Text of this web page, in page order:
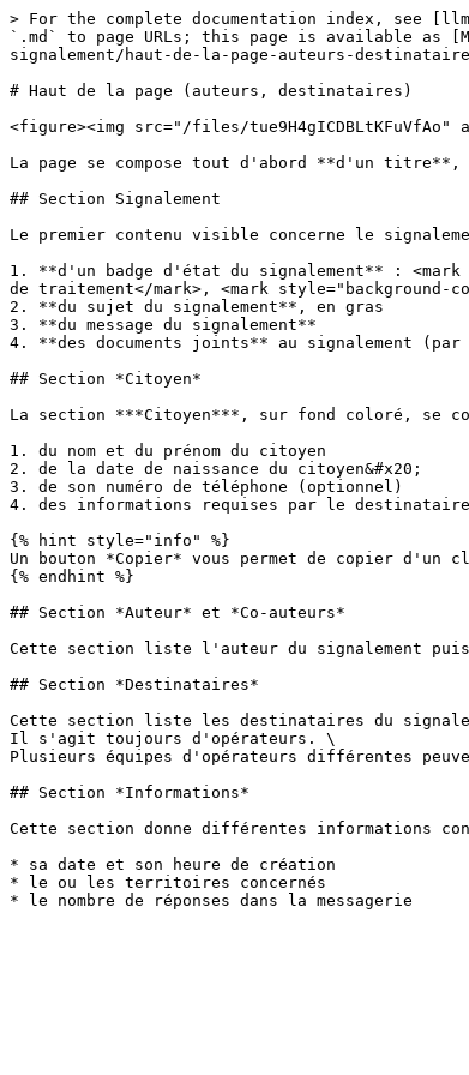
> For the complete documentation index, see
`.md` to page URLs; this page is available as
signalement/haut-de-la-page-auteurs-
# Haut de la page (auteurs, destinataires)
<figure><img src="/files/
La page se compose tout d'abord **d'un titre**,
## Section Signalement
Le premier contenu visible concerne le
1. **d'un badge d'état du signalement** : <mark
de traitement</mark>, <mark style="background-
2. **du sujet du signalement**, en gras
3. **du message du signalement**
4. **des documents joints** au signalement (par
## Section *Citoyen*
La section ***Citoyen***, sur fond coloré, se
1. du nom et du prénom du citoyen
2. de la date de naissance du citoyen&#x20;
3. de son numéro de téléphone (optionnel)
4. des informations requises par le
{% hint style="info" %}
Un bouton *Copier* vous permet de copier d'un
{% endhint %}
## Section *Auteur* et *Co-auteurs*
Cette section liste l'auteur du signalement
## Section *Destinataires*
Cette section liste les destinataires du
Il s'agit toujours d'opérateurs. \
Plusieurs équipes d'opérateurs différentes
## Section *Informations*
Cette section donne différentes informations
* sa date et son heure de création
* le ou les territoires concernés